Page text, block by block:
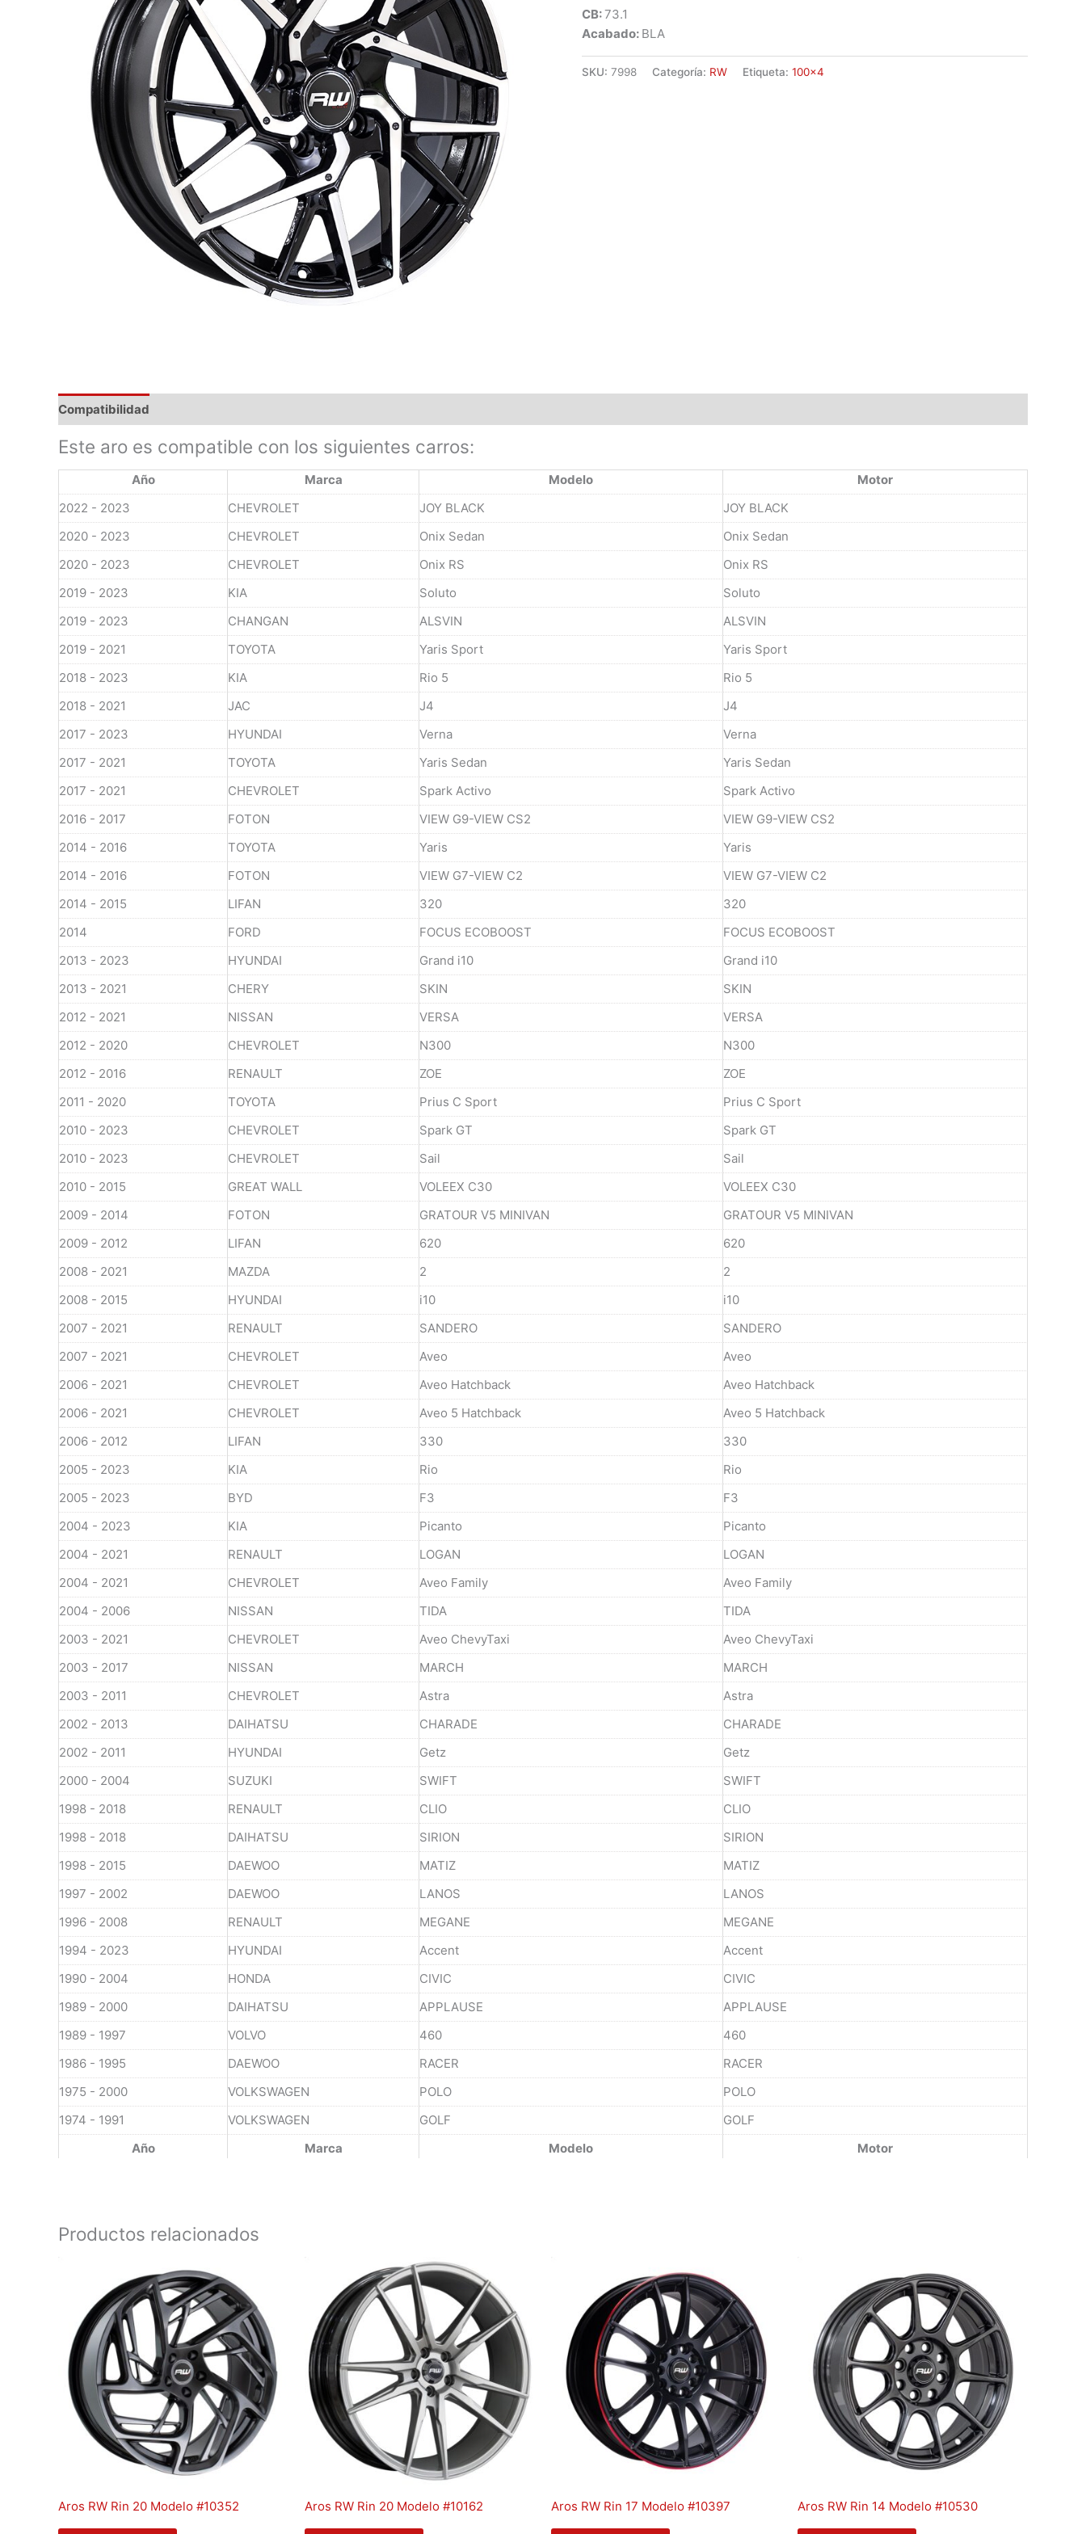
CB:73.1
Acabado: BLA
SKU: 7998 Categoría: RW Etiqueta: 100x4
Compatibilidad
Este aro es compatible con los siguientes carros:
Año Marca Modelo Motor
Año Marca Modelo Motor
2022 - 2023 CHEVROLET JOY BLACK
JOY BLACK
2020 - 2023
CHEVROLET Onix Sedan
Onix Sedan
2020 - 2023
CHEVROLET Onix RS
Onix RS
2019 - 2023
KIA Soluto
Soluto
2019 - 2023
CHANGAN ALSVIN
ALSVIN
2019 - 2021
TOYOTA Yaris Sport
Yaris Sport
2018 - 2023
KIA Rio 5
Rio 5
2018 - 2021
JAC J4
J4
2017 - 2023
HYUNDAI Verna
Verna
2017 - 2021
TOYOTA Yaris Sedan
Yaris Sedan
2017 - 2021
CHEVROLET Spark Activo
Spark Activo
2016 - 2017
FOTON VIEW G9-VIEW CS2
VIEW G9-VIEW CS2
2014 - 2016
TOYOTA Yaris
Yaris
2014 - 2016
FOTON VIEW G7-VIEW C2
VIEW G7-VIEW C2
2014 - 2015
LIFAN 320
320
2014
FORD FOCUS ECOBOOST
FOCUS ECOBOOST
2013 - 2023
HYUNDAI Grand i10
Grand i10
2013 - 2021
CHERY SKIN
SKIN
2012 - 2021
NISSAN VERSA
VERSA
2012 - 2020
CHEVROLET N300
N300
2012 - 2016
RENAULT ZOE
ZOE
2011 - 2020
TOYOTA Prius C Sport
Prius C Sport
2010 - 2023
CHEVROLET Spark GT
Spark GT
2010 - 2023
CHEVROLET Sail
Sail
2010 - 2015
GREAT WALL VOLEEX C30
VOLEEX C30
2009 - 2014
FOTON GRATOUR V5 MINIVAN
GRATOUR V5 MINIVAN
2009 - 2012
LIFAN 620
620
2008 - 2021
MAZDA 2
2
2008 - 2015
HYUNDAI i10
i10
2007 - 2021
RENAULT SANDERO
SANDERO
2007 - 2021
CHEVROLET Aveo
Aveo
2006 - 2021
CHEVROLET Aveo Hatchback
Aveo Hatchback
2006 - 2021
CHEVROLET Aveo 5 Hatchback
Aveo 5 Hatchback
2006 - 2012
LIFAN 330
330
2005 - 2023
KIA Rio
Rio
2005 - 2023
BYD F3
F3
2004 - 2023
KIA Picanto
Picanto
2004 - 2021
RENAULT LOGAN
LOGAN
2004 - 2021
CHEVROLET Aveo Family
Aveo Family
2004 - 2006
NISSAN TIDA
TIDA
2003 - 2021
CHEVROLET Aveo ChevyTaxi
Aveo ChevyTaxi
2003 - 2017
NISSAN MARCH
MARCH
2003 - 2011
CHEVROLET Astra
Astra
2002 - 2013
DAIHATSU CHARADE
CHARADE
2002 - 2011
HYUNDAI Getz
Getz
2000 - 2004
SUZUKI SWIFT
SWIFT
1998 - 2018
RENAULT CLIO
CLIO
1998 - 2018
DAIHATSU SIRION
SIRION
1998 - 2015
DAEWOO MATIZ
MATIZ
1997 - 2002
DAEWOO LANOS
LANOS
1996 - 2008
RENAULT MEGANE
MEGANE
1994 - 2023
HYUNDAI Accent
Accent
1990 - 2004
HONDA CIVIC
CIVIC
1989 - 2000
DAIHATSU APPLAUSE
APPLAUSE
1989 - 1997
VOLVO 460
460
1986 - 1995
DAEWOO RACER
RACER
1975 - 2000
VOLKSWAGEN POLO
POLO
1974 - 1991
VOLKSWAGEN GOLF GOLF
Productos relacionados
Aros RW Rin 20 Modelo #10352 Aros RW Rin 20 Modelo #10162 Aros RW Rin 17 Modelo #10397 Aros RW Rin 14 Modelo #10530